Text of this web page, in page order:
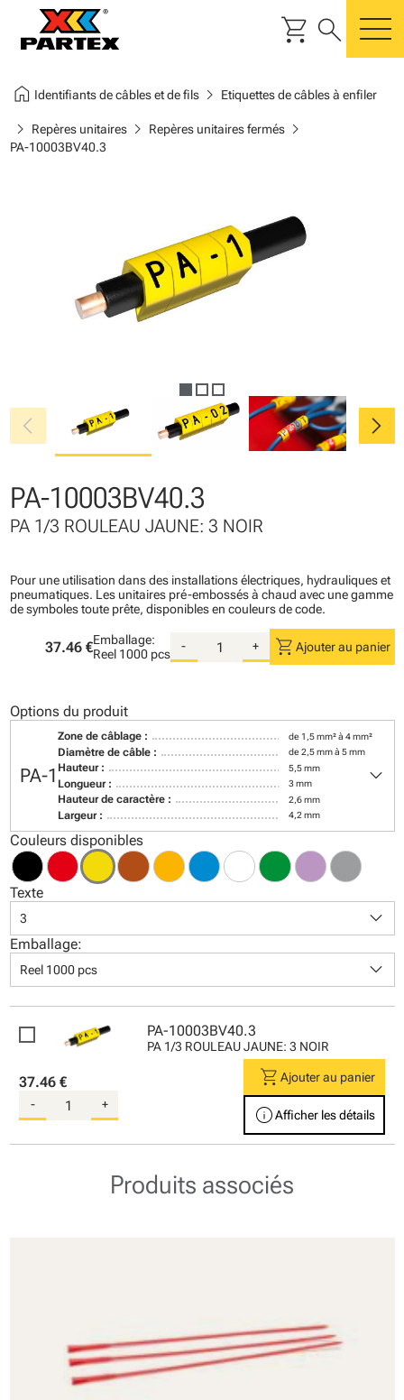
shopping_cart search
home Identifiants de câbles et de filschevron_right Etiquettes de câbles à enfiler
chevron_right Repères unitaireschevron_right Repères unitaires ferméschevron_right
PA-10003BV40.3
chevron_left chevron_right
PA-10003BV40.3
PA 1/3 ROULEAU JAUNE: 3 NOIR
Pour une utilisation dans des installations électriques, hydrauliques et
pneumatiques. Les unitaires pré-embossés à chaud avec une gamme
de symboles toute prête, disponibles en couleurs de code.
37.46 €Emballage:
Reel 1000 pcs
- + shopping_cart Ajouter au panier
Options du produit
PA-1
Zone de câblage : de 1,5 mm² à 4 mm²
Diamètre de câble : de 2,5 mm à 5 mm
Hauteur : 5,5 mm
Longueur : 3 mm
Hauteur de caractère : 2,6 mm
Largeur : 4,2 mm
keyboard_arrow_down
Couleurs disponibles
Texte
3 keyboard_arrow_down
Emballage:
Reel 1000 pcs keyboard_arrow_down
PA-10003BV40.3
PA 1/3 ROULEAU JAUNE: 3 NOIR
37.46 €
- +
shopping_cart Ajouter au panier
infoAfficher les détails
Produits associés